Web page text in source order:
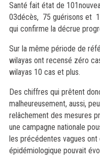
Santé fait état de
03décès, 75 guérisons et
qui confirme la décrue
Sur la même période de
wilayas ont recensé zéro
wilayas 10 cas et plus.
Des chiffres qui prêtent
malheureusement, aussi,
relâchement des mesures
une campagne nationale
les précédentes vagues
épidémiologique pouvait